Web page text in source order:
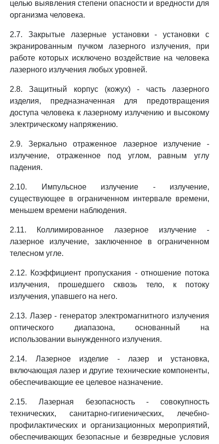
целью выявления степени опасности и вредности для
организма человека.
2.7. Закрытые лазерные установки - установки с
экранированным пучком лазерного излучения, при
работе которых исключено воздействие на человека
лазерного излучения любых уровней.
2.8. Защитный корпус (кожух) - часть лазерного
изделия, предназначенная для предотвращения
доступа человека к лазерному излучению и высокому
электрическому напряжению.
2.9. Зеркально отраженное лазерное излучение -
излучение, отраженное под углом, равным углу
падения.
2.10. Импульсное излучение - излучение,
существующее в ограниченном интервале времени,
меньшем времени наблюдения.
2.11. Коллимированное лазерное излучение -
лазерное излучение, заключенное в ограниченном
телесном угле.
2.12. Коэффициент пропускания - отношение потока
излучения, прошедшего сквозь тело, к потоку
излучения, упавшего на него.
2.13. Лазер - генератор электромагнитного излучения
оптического диапазона, основанный на
использовании вынужденного излучения.
2.14. Лазерное изделие - лазер и установка,
включающая лазер и другие технические компоненты,
обеспечивающие ее целевое назначение.
2.15. Лазерная безопасность - совокупность
технических, санитарно-гигиенических, лечебно-
профилактических и организационных мероприятий,
обеспечивающих безопасные и безвредные условия